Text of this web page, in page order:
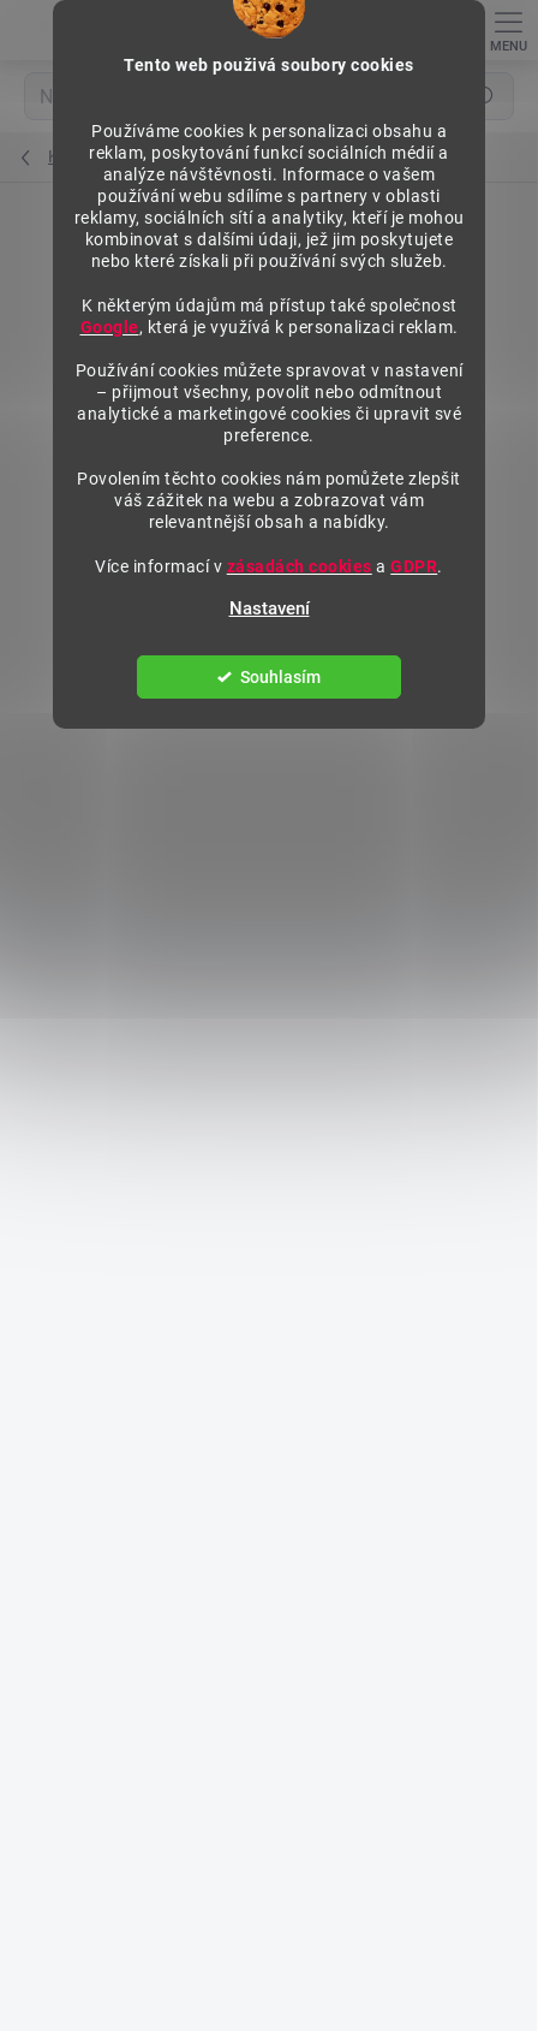
Tento web použivá soubory cookies
Používáme cookies k personalizaci obsahu a
reklam, poskytování funkcí sociálních médií a
analýze návštěvnosti. Informace o vašem
používání webu sdílíme s partnery v oblasti
reklamy, sociálních sítí a analytiky, kteří je mohou
kombinovat s dalšími údaji, jež jim poskytujete
nebo které získali při používání svých služeb.
K některým údajům má přístup také společnost
Google, která je využívá k personalizaci reklam.
Používání cookies můžete spravovat v nastavení
– přijmout všechny, povolit nebo odmítnout
analytické a marketingové cookies či upravit své
preference.
Povolením těchto cookies nám pomůžete zlepšit
váš zážitek na webu a zobrazovat vám
relevantnější obsah a nabídky.
Více informací v zásadách cookies aGDPR.
Nastavení
Souhlasím
Hledat
Kovové police